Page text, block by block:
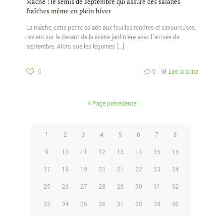
fraîches même en plein hiver
La mâche, cette petite salade aux feuilles tendres et savoureuses,
revient sur le devant de la scène jardinière avec l’arrivée de
septembre. Alors que les légumes […]
0 0 Lire la suite
Page précédente
1 2 3 4 5 6 7 8
9 10 11 12 13 14 15 16
17 18 19 20 21 22 23 24
25 26 27 28 29 30 31 32
33 34 35 36 37 38 39 40